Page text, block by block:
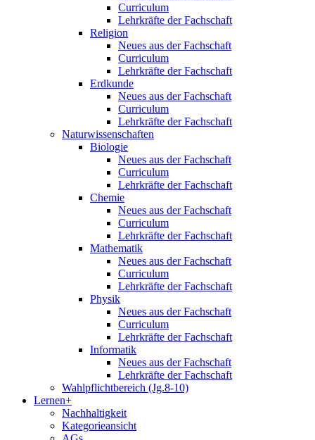
Curriculum
Lehrkräfte der Fachschaft
Religion
Neues aus der Fachschaft
Curriculum
Lehrkräfte der Fachschaft
Erdkunde
Neues aus der Fachschaft
Curriculum
Lehrkräfte der Fachschaft
Naturwissenschaften
Biologie
Neues aus der Fachschaft
Curriculum
Lehrkräfte der Fachschaft
Chemie
Neues aus der Fachschaft
Curriculum
Lehrkräfte der Fachschaft
Mathematik
Neues aus der Fachschaft
Curriculum
Lehrkräfte der Fachschaft
Physik
Neues aus der Fachschaft
Curriculum
Lehrkräfte der Fachschaft
Informatik
Neues aus der Fachschaft
Lehrkräfte der Fachschaft
Wahlpflichtbereich (Jg.8-10)
Lernen+
Nachhaltigkeit
Kategorieansicht